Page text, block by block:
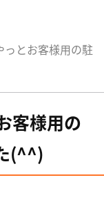
とお客様用の駐
客様用の
(^^)